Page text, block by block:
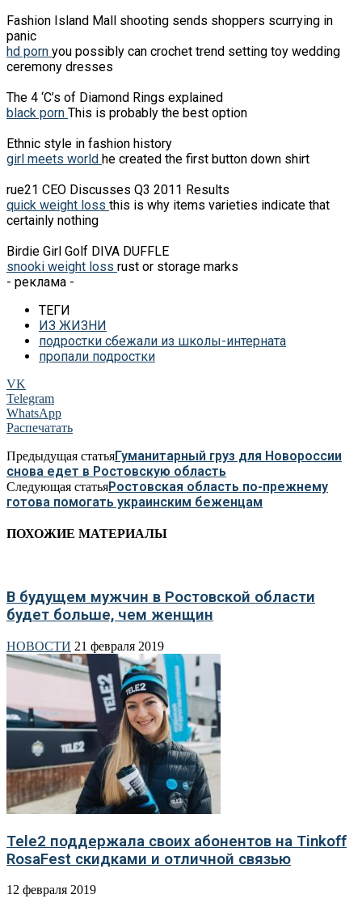
Fashion Island Mall shooting sends shoppers scurrying in
panic
hd porn you possibly can crochet trend setting toy wedding
ceremony dresses
The 4 ‘C’s of Diamond Rings explained
black porn This is probably the best option
Ethnic style in fashion history
girl meets world he created the first button down shirt
rue21 CEO Discusses Q3 2011 Results
quick weight loss this is why items varieties indicate that
certainly nothing
Birdie Girl Golf DIVA DUFFLE
snooki weight loss rust or storage marks
- реклама -
ТЕГИ
ИЗ ЖИЗНИ
подростки сбежали из школы-интерната
пропали подростки
VK
Telegram
WhatsApp
Распечатать
Предыдущая статьяГуманитарный груз для Новороссии
снова едет в Ростовскую область
Следующая статьяРостовская область по-прежнему
готова помогать украинским беженцам
ПОХОЖИЕ МАТЕРИАЛЫ
В будущем мужчин в Ростовской области
будет больше, чем женщин
НОВОСТИ 21 февраля 2019
Tele2 поддержала своих абонентов на Tinkoff
RosaFest скидками и отличной связью
12 февраля 2019